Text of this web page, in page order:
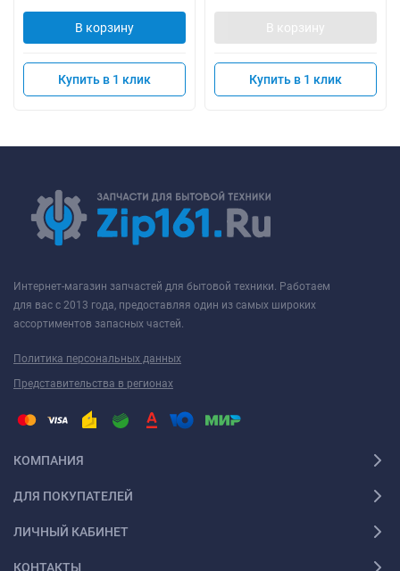
В корзину
Купить в 1 клик
В корзину
Купить в 1 клик
Интернет-магазин запчастей для бытовой техники. Работаем
для вас с 2013 года, предоставляя один из самых широких
ассортиментов запасных частей.
Политика персональных данных
Представительства в регионах
КОМПАНИЯ
ДЛЯ ПОКУПАТЕЛЕЙ
ЛИЧНЫЙ КАБИНЕТ
КОНТАКТЫ